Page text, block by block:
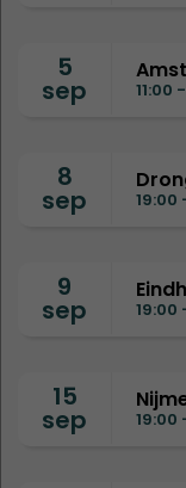
5
sep 11:00
8
sep 19:00
9
sep 19:00
15
sep 19:00